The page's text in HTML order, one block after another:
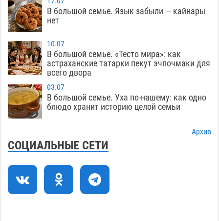
присмотреться к прохожим 09.08
09:01
Большой и Мариинский театры высадятся в
21:11
Начало положено: астраханский «Волгарь»
одержал первую победу в сезоне
20:21
Завтра экстремальное пекло продолжит
давить на Астрахань
08.08
609
крупной партии прегабалина
В большой семье. Язык забыли — кайнары
нет
10.07
В большой семье. «Тесто мира»: как
астраханские татарки пекут эчпочмаки для
всего двора
03.07
В большой семье. Уха по-нашему: как одно
блюдо хранит историю целой семьи
Архив
СОЦИАЛЬНЫЕ СЕТИ